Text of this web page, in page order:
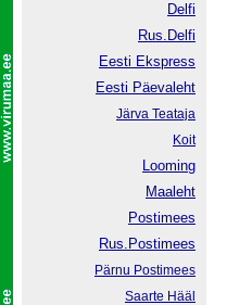
Delfi
Rus.Delfi
Eesti Ekspress
Eesti Päevaleht
Järva Teataja
Koit
Looming
Maaleht
Postimees
Rus.Postimees
Pärnu Postimees
Saarte Hääl